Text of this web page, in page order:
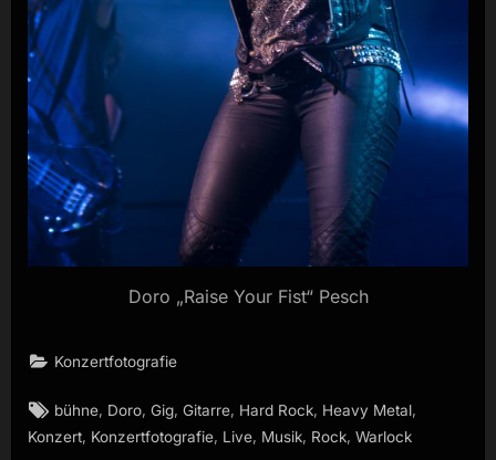
Doro „Raise Your Fist“ Pesch
Konzertfotografie
Tags:
bühne Doro ,Gig ,Gitarre Hard Rock Heavy Metal
Konzert Konzertfotografie Live Musik Rock Warlock